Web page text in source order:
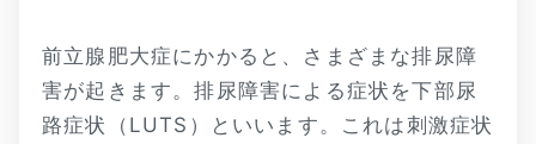
前立腺肥大症にかかると、さまざまな排尿障
害が起きます。排尿障害による症状を下部尿
路症状（LUTS）といいます。これは刺激症状